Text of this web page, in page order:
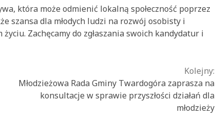
która może odmienić lokalną społeczność poprzez
szansa dla młodych ludzi na rozwój osobisty i
Zachęcamy do zgłaszania swoich kandydatur i
Kolejny:
Młodzieżowa Rada Gminy Twardogóra zaprasza na
konsultacje w sprawie przyszłości działań dla
młodzieży